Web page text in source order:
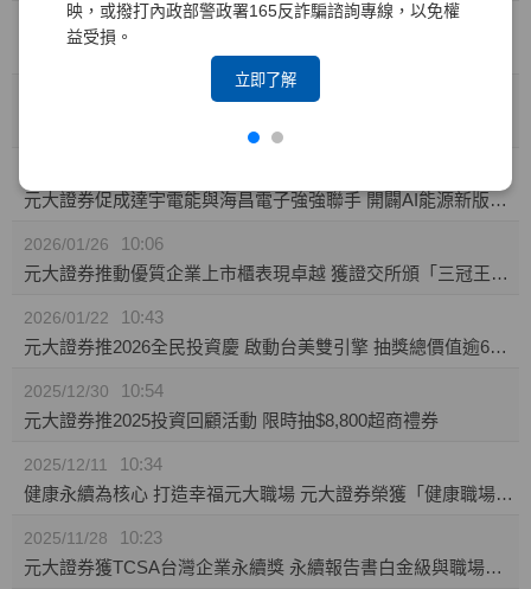
映，或撥打內政部警政署165反詐騙諮詢專線，以免權
益受損。
立即了解
2026/03/02
15:15
元大權證開春好禮 月月抽88,000元禮券
元大證券促成達宇電能與海昌電子強強聯手 開闢AI能源新版圖 推動永續經營與傳承
2026/01/26
10:06
元大證券推動優質企業上市櫃表現卓越 獲證交所頒「三冠王」及櫃買中心肯定
2026/01/22
10:43
元大證券推2026全民投資慶 啟動台美雙引擎 抽獎總價值逾60萬
2025/12/30
10:54
元大證券推2025投資回顧活動 限時抽$8,800超商禮券
2025/12/11
10:34
健康永續為核心 打造幸福元大職場 元大證券榮獲「健康職場標竿獎」銅獎
2025/11/28
10:23
元大證券獲TCSA台灣企業永續獎 永續報告書白金級與職場福祉領袖獎雙項肯定